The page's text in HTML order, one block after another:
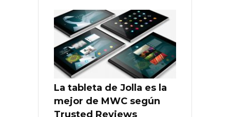
La tableta de Jolla es la
mejor de MWC según
Trusted Reviews